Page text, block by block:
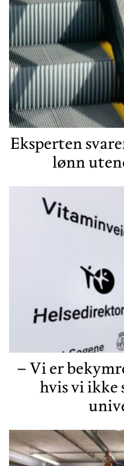
Eksperten
lønn
– Vi er
hvis vi ikke